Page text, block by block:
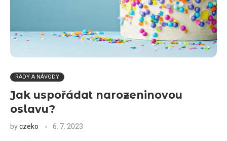
RADY A NÁVODY
Jak uspořádat narozeninovou
oslavu?
byczeko 6. 7. 2023